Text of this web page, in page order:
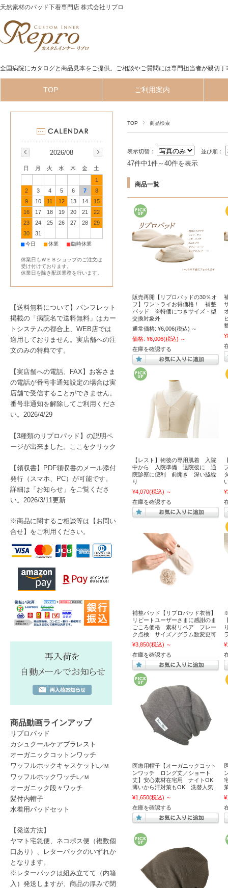
天然素材のパッド下着専門店 株式会社リプロ
全国病院にカタログと商品見本をご提供。ご相談やご質問には専門担当者が親切
TOP ご利用案内
TOP 商品検索
表示切替： 並び順：
47件中1件～40件を表示
商品一覧
販売再開【リプロパッドの30％オ
フ】ワントライお得価格！ 補整
パッド ※特価につきサイズ・型
交換対象外
通常価格: ¥6,006(税込) ～
価格: ¥6,006(税込) ～
在庫を確認する
【レスト】術後の専用肌着 入院
中から 入院準備 退院後に 通
院診察に便利 前開き 深い脇繰
り
¥4,070(税込) ～
在庫を確認する
補整パッド【リプロパッド衣替】
リピートユーザーさまに感謝のま
ごころ価格 素材リペア フレー
ク点検 サイズ／グラム数変更可
¥3,850(税込) ～
在庫を確認する
医療用帽子【オーガニックコット
ンワッチ ロング丈／ショート
丈】安心素材在宅用 ナイトOK
薄いから汗対策もOK 洗替人気
¥1,650(税込) ～
在庫を確認する
2026/08
日 月 火 水 木 金
土
1
2
3 4 5 6 7
8
9
10 11 12 13 14
15
16
17 18 19 20 21
22
23
24 25 26 27 28
29
30
31
■今日 ■休業 ■臨時休業
休業日もＷＥＢショップのご注文は
受け付けております。
休業日を除き配送業務を行います。
【送料無料について】パンフレット
掲載の「病院名で送料無料」はカー
トシステムの都合上、WEB店では
適用しておりません。実店舗への注
文のみの特典です。
【実店舗への電話、FAX】お客さま
の電話が番号非通知設定の場合は実
店舗で受信することができません。
番号非通知を解除してご利用くださ
い。2026/4/29
【3種類のリプロパッド】の説明ペ
ージが出来ました。 ここをクリック
【領収書】PDF領収書のメール添付
発行（スマホ、PC）が可能です。
詳細は「お知らせ」をご覧くださ
い。2026/3/11更新
※商品に関するご相談等は【 お問い
合せ】をご利用ください。
商品動画ラインアップ
リプロパッド
カシュクールケアブラレスト
オーガニックコットンワッチ
ワッフルホックキャスケット L ／M
ワッフルホックワッチL ／M
オーガニック段々ワッチ
髪付内帽子
水着用パッドセット
【発送方法】
ヤマト宅急便、ネコポス便 （複数個
口あり） 、レターパックのいずれか
となります。
※レターパックは組み立てて（内箱
入）発送しますが、商品の厚みで閉